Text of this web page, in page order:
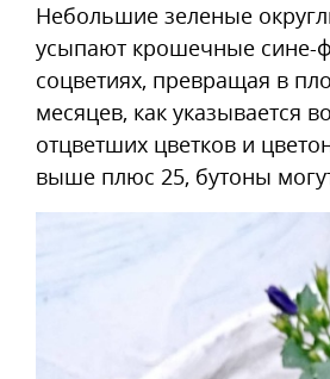
Небольшие зеленые
усыпают крошечные сине-
соцветиях, превращая в
месяцев, как указывается
отцветших цветков и
выше плюс 25, бутоны